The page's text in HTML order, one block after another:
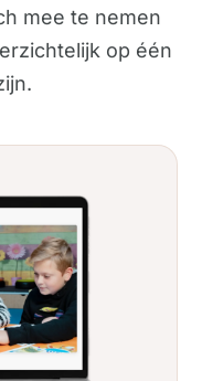
mee te nemen
op één